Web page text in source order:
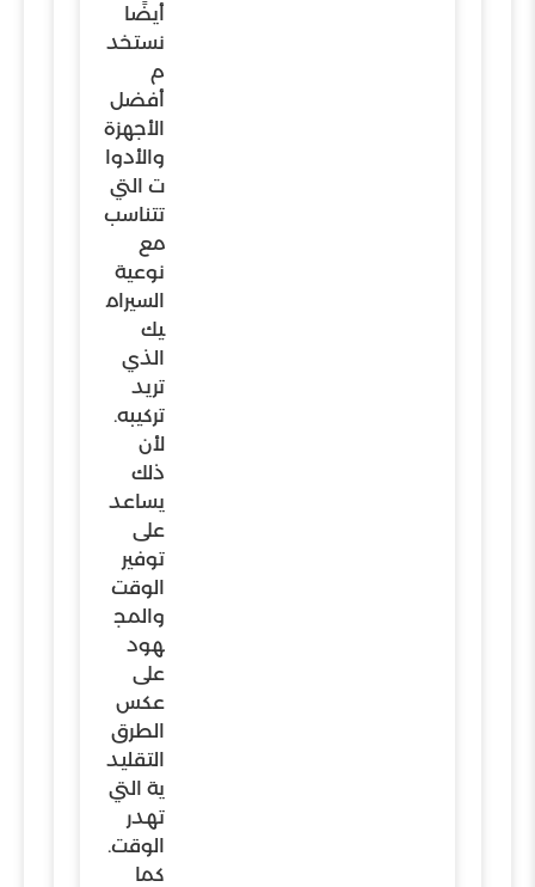
أيضًا
نستخد
م
أفضل
الأجهزة
والأدوا
ت التي
تتناسب
مع
نوعية
السيرام
يك
الذي
تريد
تركيبه.
لأن
ذلك
يساعد
على
توفير
الوقت
والمج
هود
على
عكس
الطرق
التقليد
ية التي
تهدر
الوقت.
كما